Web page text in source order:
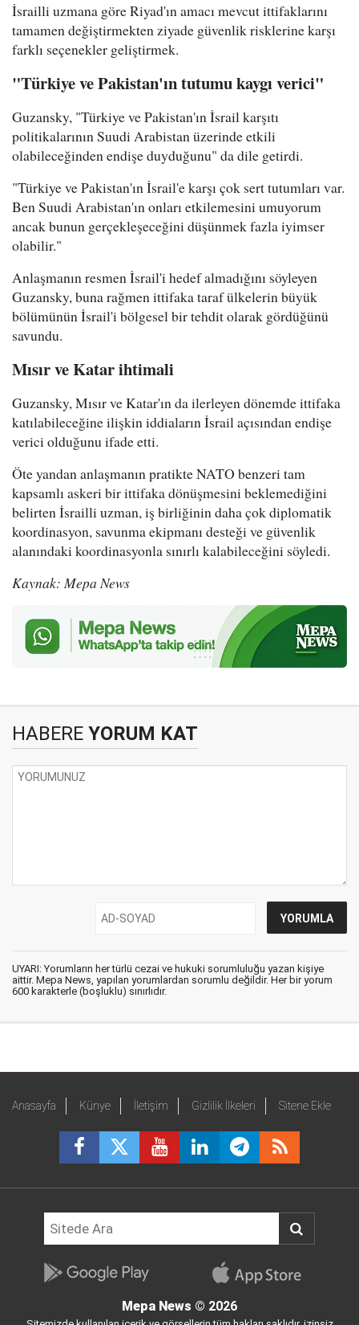
İsrailli uzmana göre Riyad'ın amacı mevcut ittifaklarını
tamamen değiştirmekten ziyade güvenlik risklerine karşı
farklı seçenekler geliştirmek.
"Türkiye ve Pakistan'ın tutumu kaygı verici"
Guzansky, "Türkiye ve Pakistan'ın İsrail karşıtı
politikalarının Suudi Arabistan üzerinde etkili
olabileceğinden endişe duyduğunu" da dile getirdi.
"Türkiye ve Pakistan'ın İsrail'e karşı çok sert tutumları var.
Ben Suudi Arabistan'ın onları etkilemesini umuyorum
ancak bunun gerçekleşeceğini düşünmek fazla iyimser
olabilir."
Anlaşmanın resmen İsrail'i hedef almadığını söyleyen
Guzansky, buna rağmen ittifaka taraf ülkelerin büyük
bölümünün İsrail'i bölgesel bir tehdit olarak gördüğünü
savundu.
Mısır ve Katar ihtimali
Guzansky, Mısır ve Katar'ın da ilerleyen dönemde ittifaka
katılabileceğine ilişkin iddiaların İsrail açısından endişe
verici olduğunu ifade etti.
Öte yandan anlaşmanın pratikte NATO benzeri tam
kapsamlı askeri bir ittifaka dönüşmesini beklemediğini
belirten İsrailli uzman, iş birliğinin daha çok diplomatik
koordinasyon, savunma ekipmanı desteği ve güvenlik
alanındaki koordinasyonla sınırlı kalabileceğini söyledi.
Kaynak: Mepa News
HABERE YORUM KAT
UYARI: Yorumların her türlü cezai ve hukuki sorumluluğu yazan kişiye
aittir. Mepa News, yapılan yorumlardan sorumlu değildir. Her bir yorum
600 karakterle (boşluklu) sınırlıdır.
Anasayfa Künye İletişim Gizlilik İlkeleri Sitene Ekle
Mepa News © 2026